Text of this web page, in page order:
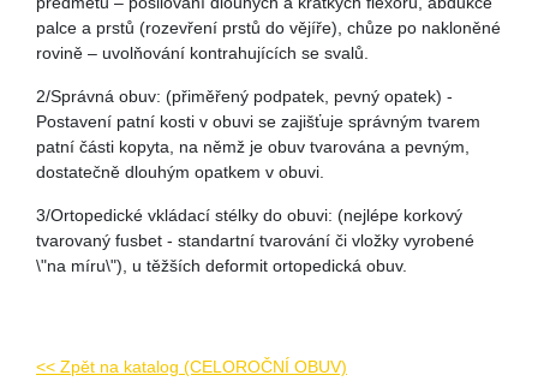
palce a prstů (rozevření prstů do vějíře), chůze po nakloněné
rovině – uvolňování kontrahujících se svalů.
2/Správná obuv: (přiměřený podpatek, pevný opatek) -
Postavení patní kosti v obuvi se zajišťuje správným tvarem
patní části kopyta, na němž je obuv tvarována a pevným,
dostatečně dlouhým opatkem v obuvi.
3/Ortopedické vkládací stélky do obuvi: (nejlépe korkový
tvarovaný fusbet - standartní tvarování či vložky vyrobené
\"na míru\"), u těžších deformit ortopedická obuv.
<< Zpět na katalog (CELOROČNÍ OBUV)